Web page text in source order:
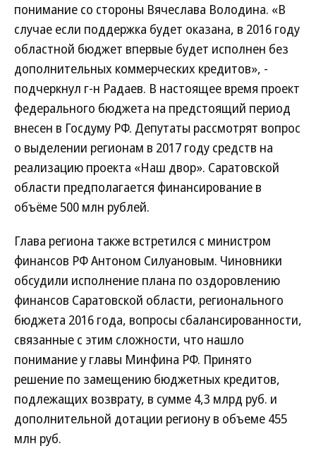
понимание со стороны Вячеслава Володина. «В
случае если поддержка будет оказана, в 2016 году
областной бюджет впервые будет исполнен без
дополнительных коммерческих кредитов», -
подчеркнул г-н Радаев. В настоящее время проект
федерального бюджета на предстоящий период
внесен в Госдуму РФ. Депутаты рассмотрят вопрос
о выделении регионам в 2017 году средств на
реализацию проекта «Наш двор». Саратовской
области предполагается финансирование в
объёме 500 млн рублей.
Глава региона также встретился с министром
финансов РФ Антоном Силуановым. Чиновники
обсудили исполнение плана по оздоровлению
финансов Саратовской области, регионального
бюджета 2016 года, вопросы сбалансированности,
связанные с этим сложности, что нашло
понимание у главы Минфина РФ. Принято
решение по замещению бюджетных кредитов,
подлежащих возврату, в сумме 4,3 млрд руб. и
дополнительной дотации региону в объеме 455
млн руб.